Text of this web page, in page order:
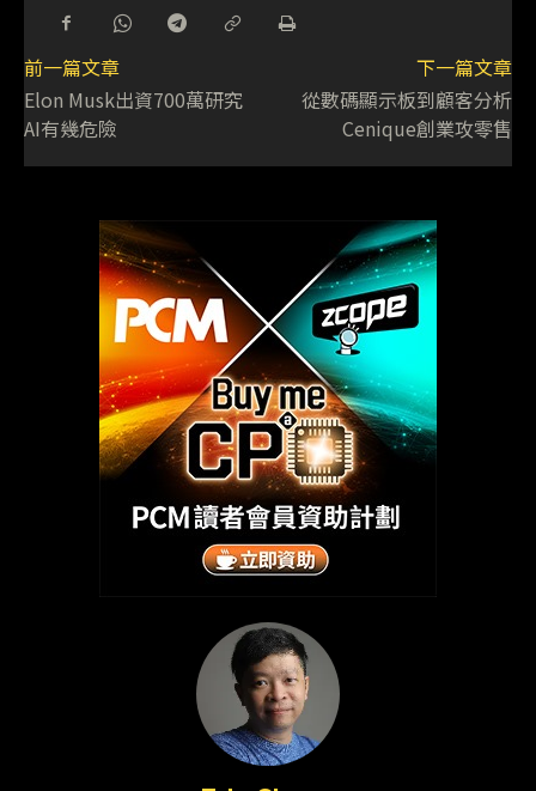
前一篇文章
Elon Musk出資700萬研究
AI有幾危險
下一篇文章
從數碼顯示板到顧客分析
Cenique創業攻零售